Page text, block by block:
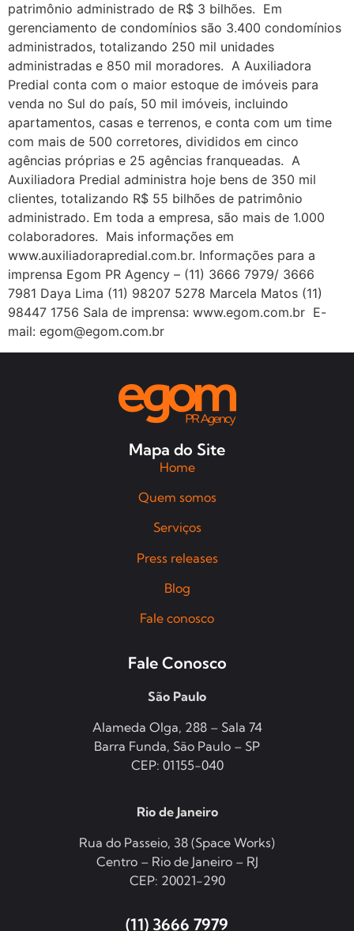
patrimônio administrado de R$ 3 bilhões. Em
gerenciamento de condomínios são 3.400 condomínios
administrados, totalizando 250 mil unidades
administradas e 850 mil moradores. A Auxiliadora
Predial conta com o maior estoque de imóveis para
venda no Sul do país, 50 mil imóveis, incluindo
apartamentos, casas e terrenos, e conta com um time
com mais de 500 corretores, divididos em cinco
agências próprias e 25 agências franqueadas. A
Auxiliadora Predial administra hoje bens de 350 mil
clientes, totalizando R$ 55 bilhões de patrimônio
administrado. Em toda a empresa, são mais de 1.000
colaboradores. Mais informações em
www.auxiliadorapredial.com.br. Informações para a
imprensa Egom PR Agency – (11) 3666 7979/ 3666
7981 Daya Lima (11) 98207 5278 Marcela Matos (11)
98447 1756 Sala de imprensa: www.egom.com.br E-
mail: egom@egom.com.br
Mapa do Site
Home
Quem somos
Serviços
Press releases
Blog
Fale conosco
Fale Conosco
São Paulo
Alameda Olga, 288 – Sala 74
Barra Funda, São Paulo – SP
CEP: 01155-040
Rio de Janeiro
Rua do Passeio, 38 (Space Works)
Centro – Rio de Janeiro – RJ
CEP: 20021-290
(11) 3666 7979